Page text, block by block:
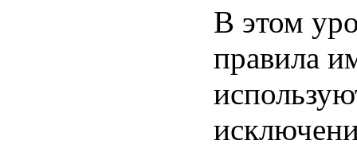
В этом
правила